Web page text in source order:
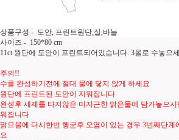
상품구성 - 도안, 프린트원단,실,바늘
사이즈 - 150*80 cm
11ct 원단에 도안이 프린트되어있습니다. 3올로 수놓으
주의!!
수를 완성하기전에 절대 물에 닿지 않게 하세요
원단에 프린트된 도안이 지워집니다
완성후 세제를 타지않은 미지근한 맑은물에 담가놓으
워집니다
맑으물에 다시한번 헹군후 오염이 있는 경우 3번째단계
요